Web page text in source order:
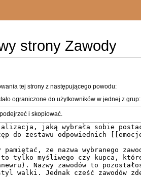
strony Zawody
tej strony z następującego powodu:
ograniczone do użytkowników w jednej z grup:
i skopiować.